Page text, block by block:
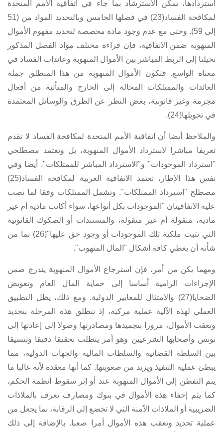
استردادها، يمكن الاسترشاد بما جاء في اتفاقية الأمم المتحدة
لمكافحة الفساد(23) في فصلها الخامس وبالتحديد المواد من (51
إلى 59). وحتى مع عدم وجود مادة مخصصة لتحديد مفهوم الأموال
المنهوبة ضمن الاتفاقية، فإن قراءة مختلف مواد الفصل المذكور
تحيلنا إلى الربط المباشر بين الأموال المنهوبة وعائدات الفساد في
معناه الواسع. فتكون الأموال المنهوبة من هذا المنطلق جملة
العائدات والممتلكات المحالة إلى الخارج والمتأتية من أفعال
مجرمة وغير قانونية، بغض النظر عن الطرق والوسائل المعتمدة
في تحويلها(24).
والملاحظ أيضا أن اتفاقية الأمم المتحدة لمكافحة الفساد لا تقدم
تعريفا مباشرا لاسترداد الأموال المنهوبة، بل وتعتمد مصطلحي
"استرداد الموجودات" و"الاسترداد المباشر للممتلكات". أيضا وفي
نفس هذا الإطار، تعتمد الاتفاقية العربية لمكافحة الفساد(25)
مصطلح "استرداد الممتلكات". وتشمل الممتلكات وفقا لما نصت
عليه الاتفاقيتان "الموجودات بكل أنواعها، سواء أكانت مادية أم غير
مادية، منقولة أم غير منقولة، والمستندات أو الصكوك القانونية
التي تثبت ملكية تلك الموجودات أو وجود حق عليها"(26) بما من
شأنه أن يغطي كافة أشكال "المال المنهوب".
ومهما يكن من أمر، فإن استرجاع الأموال المنهوبة يندرج ضمن
الإجراءات الرامية أساسا إلى حماية المال العام وتعويض
الضحايا(27) والامتثال للمعايير الدولية. ومع ذلك، يظل التطبيق
العملي لهذه الآلية عملية مركبة، إذ تنطلق هذه المرحلة بتحديد
وتعقب الأموال، مرورا بتجميدها ومصادرتها وصولا إلى إعادتها إلى
تونس وأصحابها الشرعيين وهو أمر يتطلب تحقيقا دقيقا وتنسيقا
بين السلطة القضائية والسلطات المالية والجهات الدولية، مما
يبطئ عملية التنفيذ ويزيد من صعوبتها. كما أنها معقدة لأنه غالبا ما
يتم التفطن إلى الأموال المنهوبة عند أو إثر سقوط أنظمة الحكم،
كما يتم إخفاء هذه الأموال في بنوك ومصارف تعرف بالملاذات
الضريبية أو الملاذات الآمنة التي لا تخضع إلى الرقابة، بما يجعل من
عملية تحديد وتعقب هذه الأموال أمرا صعبا. بالإضافة إلى ذلك